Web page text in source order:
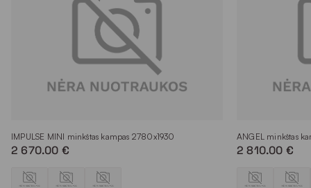
IMPULSE MINI minkštas kampas 2780x1930
2 670.00 €
ANGEL minkštas
2 810.00 €